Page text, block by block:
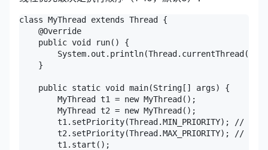
class MyThread extends Thread {
    @Override
    public void run() {
    }
    public static void main(String[] args) {
        MyThread t1 = new MyThread();
        MyThread t2 = new MyThread();
        t1.setPriority(Thread.MIN_PRIORITY); // 1
        t2.setPriority(Thread.MAX_PRIORITY); // 10
        t1.start();